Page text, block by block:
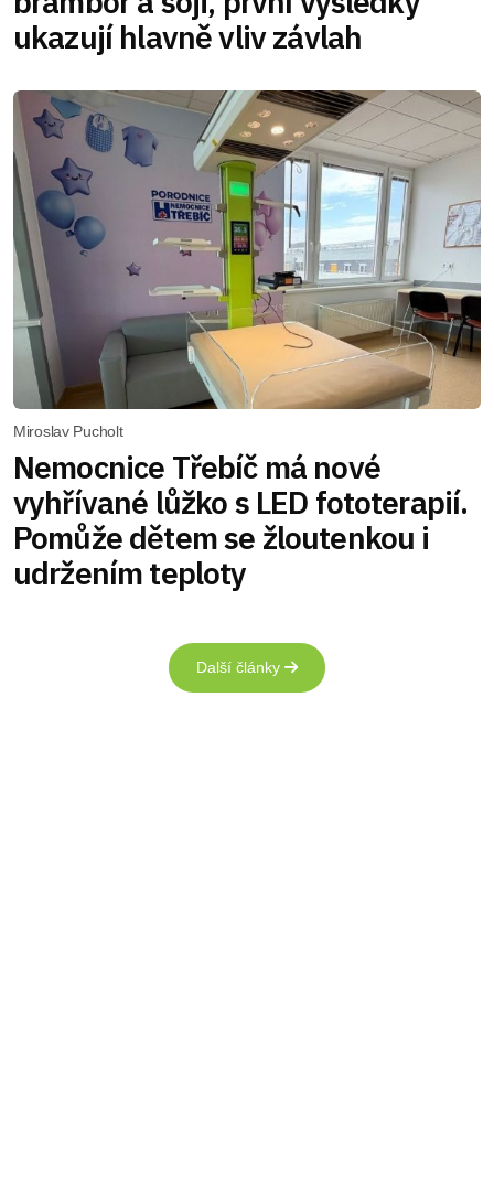
ukazují hlavně vliv závlah
Miroslav Pucholt
Nemocnice Třebíč má nové
vyhřívané lůžko s LED fototerapií.
Pomůže dětem se žloutenkou i
udržením teploty
Další články